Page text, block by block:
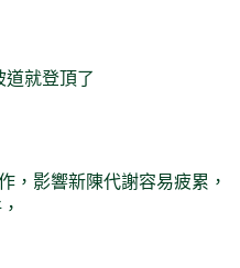
就登頂了
影響新陳代謝容易疲累，